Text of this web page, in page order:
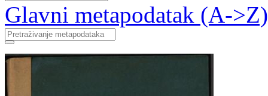
Glavni metapodatak (A->Z)